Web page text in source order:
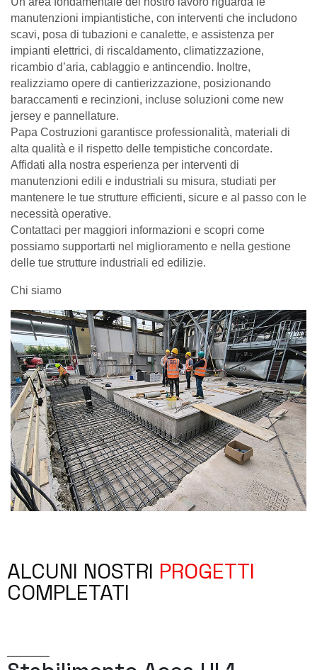
manutenzioni impiantistiche, con interventi che includono
scavi, posa di tubazioni e canalette, e assistenza per
impianti elettrici, di riscaldamento, climatizzazione,
ricambio d’aria, cablaggio e antincendio. Inoltre,
realizziamo opere di cantierizzazione, posizionando
baraccamenti e recinzioni, incluse soluzioni come new
jersey e pannellature.
Papa Costruzioni garantisce professionalità, materiali di
alta qualità e il rispetto delle tempistiche concordate.
Affidati alla nostra esperienza per interventi di
manutenzioni edili e industriali su misura, studiati per
mantenere le tue strutture efficienti, sicure e al passo con le
necessità operative.
Contattaci per maggiori informazioni e scopri come
possiamo supportarti nel miglioramento e nella gestione
delle tue strutture industriali ed edilizie.
Chi siamo
ALCUNI NOSTRI PROGETTI
COMPLETATI